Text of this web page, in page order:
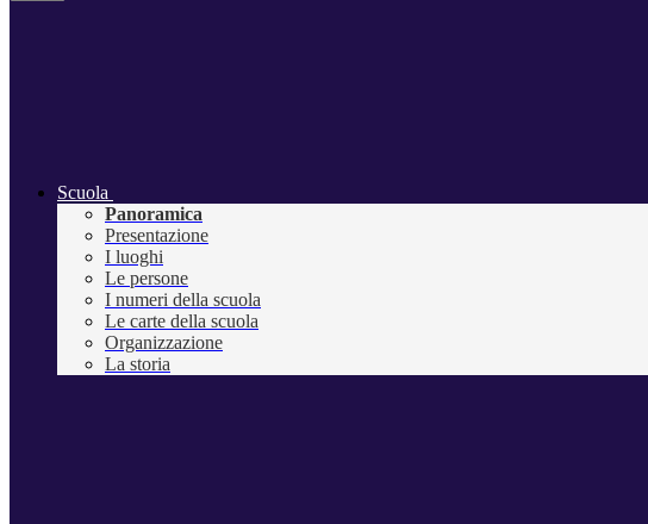
Scuola
Panoramica
Presentazione
I luoghi
Le persone
I numeri della scuola
Le carte della scuola
Organizzazione
La storia